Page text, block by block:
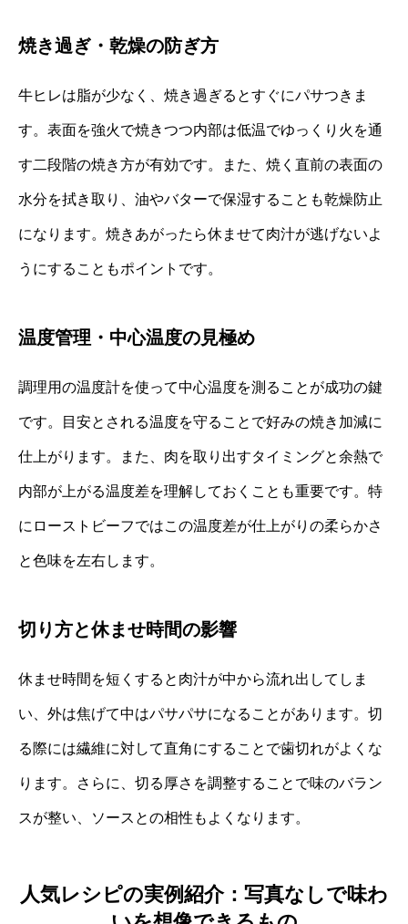
焼き過ぎ・乾燥の防ぎ方
牛ヒレは脂が少なく、焼き過ぎるとすぐにパサつきま
す。表面を強火で焼きつつ内部は低温でゆっくり火を通
す二段階の焼き方が有効です。また、焼く直前の表面の
水分を拭き取り、油やバターで保湿することも乾燥防止
になります。焼きあがったら休ませて肉汁が逃げないよ
うにすることもポイントです。
温度管理・中心温度の見極め
調理用の温度計を使って中心温度を測ることが成功の鍵
です。目安とされる温度を守ることで好みの焼き加減に
仕上がります。また、肉を取り出すタイミングと余熱で
内部が上がる温度差を理解しておくことも重要です。特
にローストビーフではこの温度差が仕上がりの柔らかさ
と色味を左右します。
切り方と休ませ時間の影響
休ませ時間を短くすると肉汁が中から流れ出してしま
い、外は焦げて中はパサパサになることがあります。切
る際には繊維に対して直角にすることで歯切れがよくな
ります。さらに、切る厚さを調整することで味のバラン
スが整い、ソースとの相性もよくなります。
人気レシピの実例紹介：写真なしで味わ